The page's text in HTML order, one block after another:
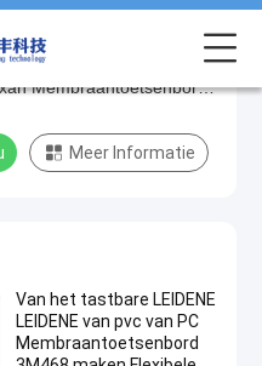
het LEIDENE van het
Membraantoetsenbord
de Schakelaarbekleding
Meer Informatie
Van het tastbare LEIDENE
LEIDENE van pvc van PC
Membraantoetsenbord